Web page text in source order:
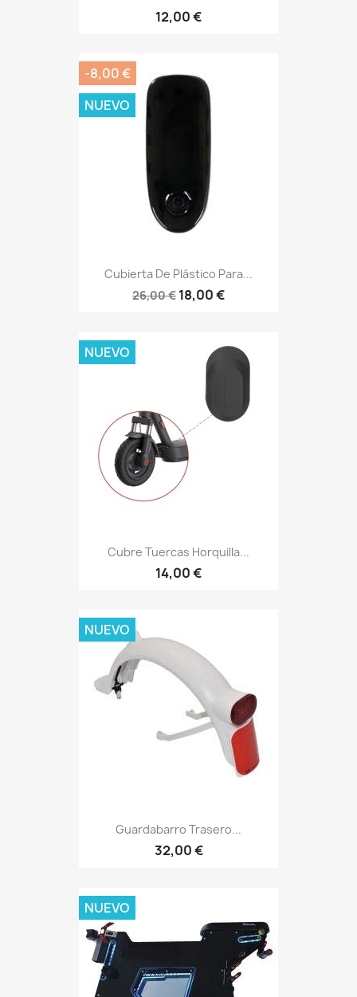
12,00 €
Cubierta De Plástico Para...
26,00 € 18,00 €
-8,00 €
NUEVO
Cubre Tuercas Horquilla...
14,00 €
NUEVO
Guardabarro Trasero...
32,00 €
NUEVO
NUEVO